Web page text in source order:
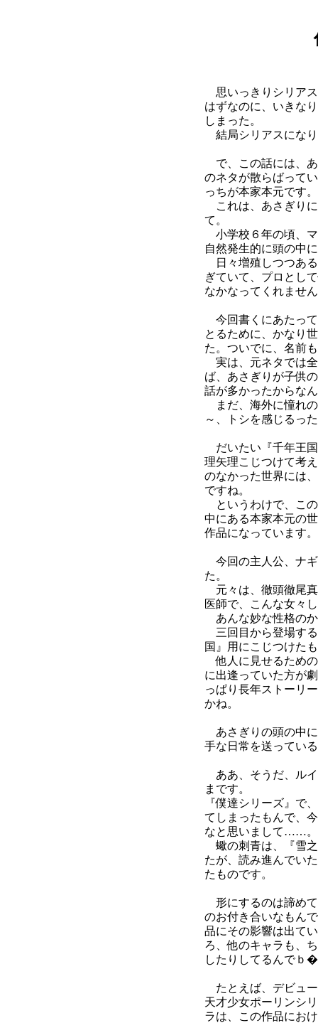
思いっきりシリア
はずなのに、いきな
しまった。
結局シリアスにな
で、この話には、
のネタが散らばって
っちが本家本元です。
これは、あさぎり
て。
小学校６年の頃、
自然発生的に頭の中
日々増殖しつつあ
ぎていて、プロとし
なかなってくれませ
今回書くにあたっ
とるために、かなり
た。ついでに、名前
実は、元ネタでは
ば、あさぎりが子供
話が多かったからな
まだ、海外に憧れ
～、トシを感じるっ
だいたい『千年王
理矢理こじつけて考
のなかった世界には
ですね。
というわけで、こ
中にある本家本元の
作品になっています。
今回の主人公、ナ
た。
元々は、徹頭徹尾
医師で、こんな女々
あんな妙な性格の
三回目から登場す
国』用にこじつけた
他人に見せるため
に出逢っていた方が
っぱり長年ストーリ
かね。
あさぎりの頭の中
手な日常を送ってい
ああ、そうだ、ル
まです。
『僕達シリーズ』で
てしまったもんで、
なと思いまして……。
蠍の刺青は、『雪
たが、読み進んでい
たものです。
形にするのは諦め
のお付き合いなもん
品にその影響は出て
ろ、他のキャラも、
したりしてるんでｂ�
たとえば、デビュ
天才少女ポーリンシ
ラは、この作品にお